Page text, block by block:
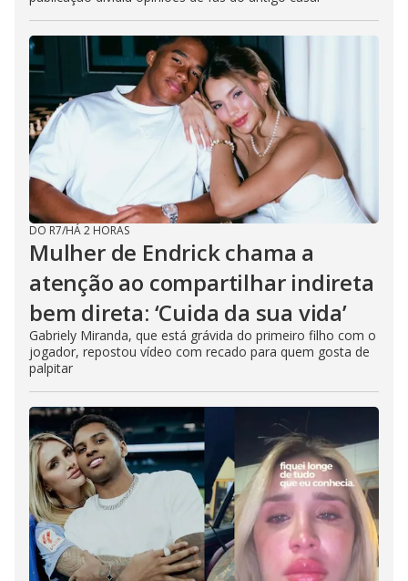
DO R7/HÁ 2 HORAS
Mulher de Endrick chama a
atenção ao compartilhar indireta
bem direta: ‘Cuida da sua vida’
Gabriely Miranda, que está grávida do primeiro filho com o
jogador, repostou vídeo com recado para quem gosta de
palpitar